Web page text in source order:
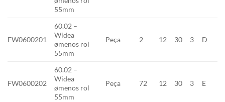
55mm
FW0600201
60.02 –
Widea
ømenos rol
55mm
Peça 2 12 30 3 D
FW0600202
60.02 –
Widea
ømenos rol
55mm
Peça 72 12 30 3 E